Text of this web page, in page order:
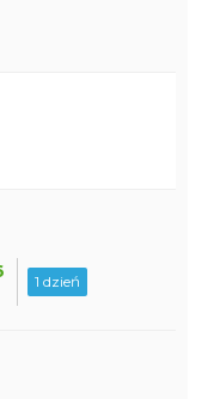
1 dzień